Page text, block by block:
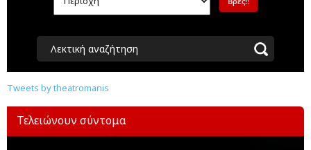
Λεκτική αναζήτηση
Tweets by theatromanis
Τελειώνουν σύντομα